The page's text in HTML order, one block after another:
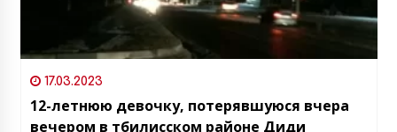
17.03.2023
12-летнюю девочку, потерявшуюся вчера
вечером в тбилисском районе Диди